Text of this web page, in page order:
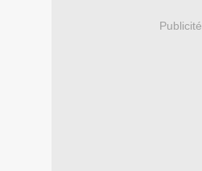
Publicité